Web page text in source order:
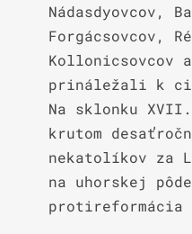
Nádasdyovcov,
Forgácsovcov,
Kollonicsovcov
prináležali k
Na sklonku
krutom
nekatolíkov za
na uhorskej
protireformácia